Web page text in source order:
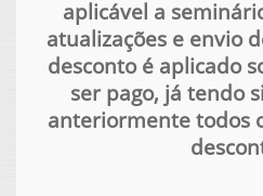
aplicável a
atualizações e envio
desconto é aplicado
ser pago, já tendo
anteriormente todos